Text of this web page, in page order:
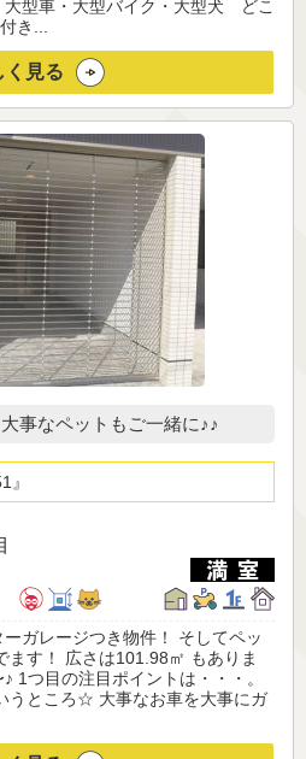
大型車・大型バイク・大型犬 どこ
き...
く見る
事なペットもご一緒に♪♪
ガレージつき物件！ そしてペッ
ます！ 広さは101.98㎡ もありま
1つ目の注目ポイントは・・・。
うところ☆ 大事なお車を大事にガ